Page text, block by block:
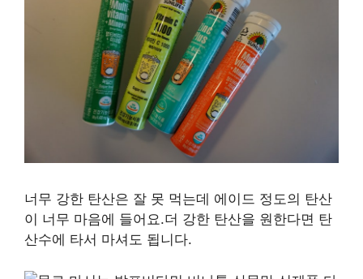
너무 강한 탄산은 잘 못 먹는데 에이드 정도의 탄산
이 너무 마음에 들어요.더 강한 탄산을 원한다면 탄
산수에 타서 마셔도 됩니다.